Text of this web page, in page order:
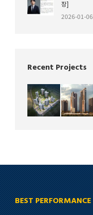
장]
2026-01-06
Recent Projects
BEST PERFORMANCE